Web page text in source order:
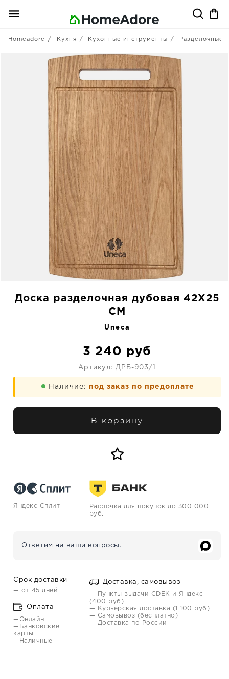
Homeadore Кухня Кухонные инструменты Разделочные
Доска разделочная дубовая 42X25
CM
Uneca
3 240 руб
Артикул: ДРБ-903/1
Наличие: под заказ по предоплате
В корзину
Яндекс Сплит
Расрочка для покупок до 300 000
руб.
Ответим на ваши вопросы.
Срок доставки
— от 45 дней
Оплата
—Онлайн
—Банковские
карты
—Наличные
Доставка, самовывоз
— Пункты выдачи CDEK и Яндекс
(400 руб)
— Курьерская доставка (1 100 руб)
— Самовывоз (бесплатно)
— Доставка по России